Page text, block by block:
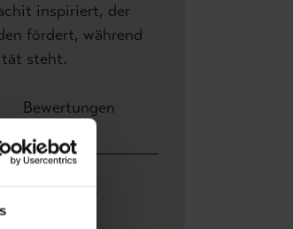
inspiriert, der
fördert, während
steht.
Bewertungen
Höhe 10,00 m